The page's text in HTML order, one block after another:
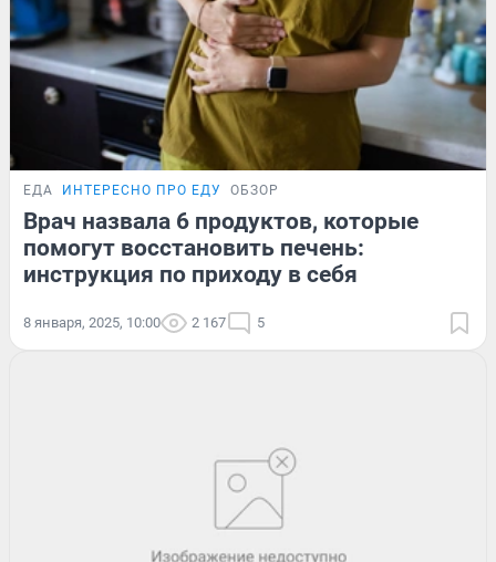
ЕДА ИНТЕРЕСНО ПРО ЕДУ ОБЗОР
Врач назвала 6 продуктов, которые
помогут восстановить печень:
инструкция по приходу в себя
8 января, 2025, 10:00 2 167 5